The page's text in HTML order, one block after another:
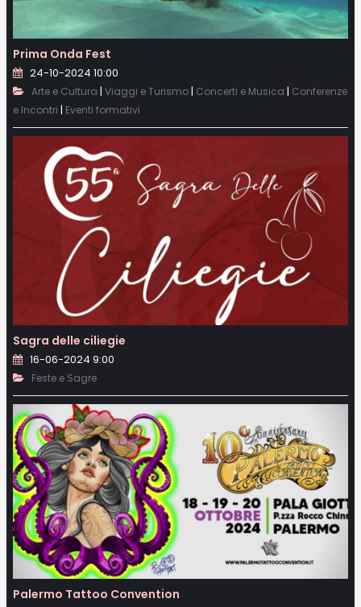
Prima Onda Fest
24-10-2024 10:00
Arte e Cultura | Viaggi e Turismo | Concerti e Musica | Conferenze
e Incontri | Eventi formativi
Sagra delle ciliegie
16-06-2024 9:00
Feste e Sagre
Palermo Tattoo Convention